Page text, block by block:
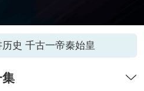
史 千古一帝秦始皇
集